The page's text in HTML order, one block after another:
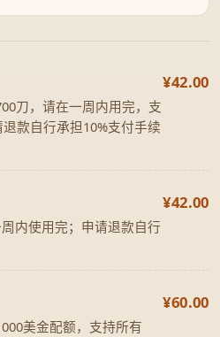
刀，请在一周内用完，支
款自行承担10%支付手续
¥42.00
内使用完；申请退款自行
¥42.00
美金配额，支持所有
¥60.00